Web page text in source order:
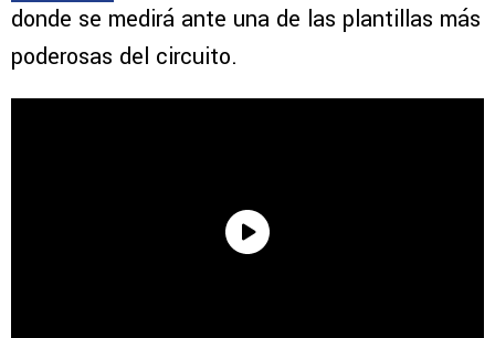
donde se medirá ante una de las plantillas más
poderosas del circuito.